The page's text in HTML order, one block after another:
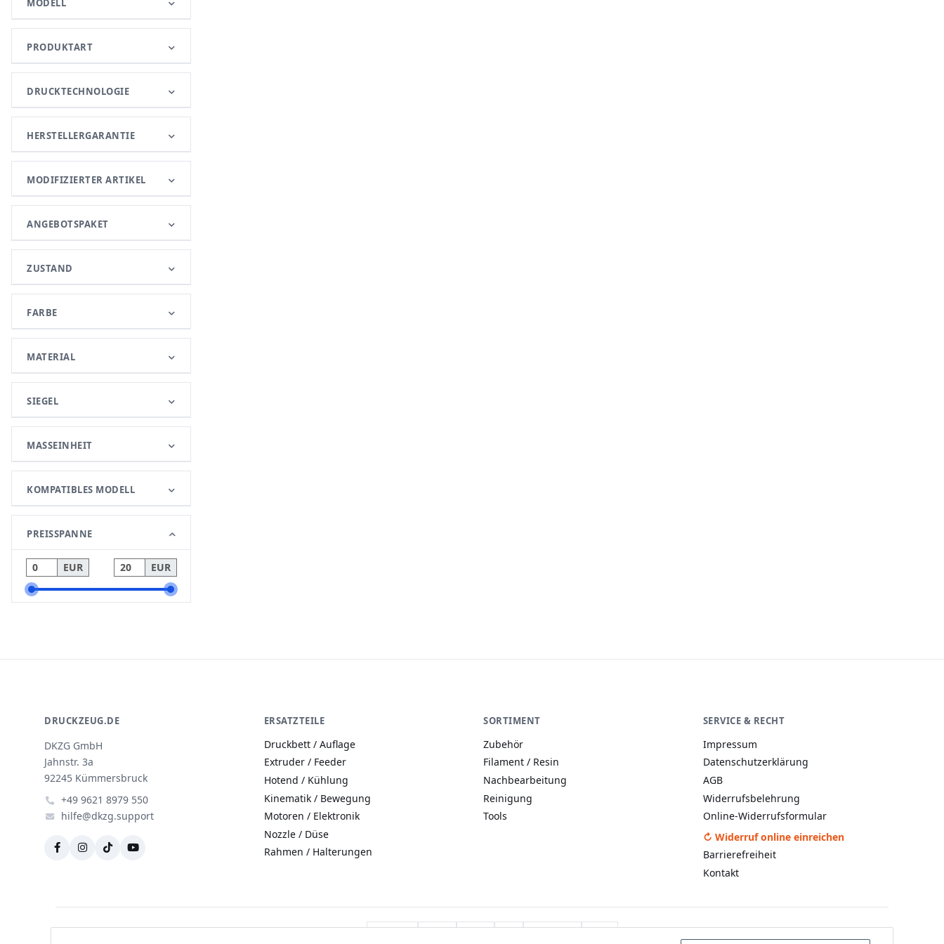
MODELL
PRODUKTART
DRUCKTECHNOLOGIE
HERSTELLERGARANTIE
MODIFIZIERTER ARTIKEL
ANGEBOTSPAKET
ZUSTAND
FARBE
MATERIAL
SIEGEL
MASSEINHEIT
KOMPATIBLES MODELL
PREISSPANNE
EUR EUR
DRUCKZEUG.DE
DKZG GmbH
Jahnstr. 3a
92245 Kümmersbruck
+49 9621 8979 550
hilfe@dkzg.support
ERSATZTEILE
Druckbett / Auflage
Extruder / Feeder
Hotend / Kühlung
Kinematik / Bewegung
Motoren / Elektronik
Nozzle / Düse
Rahmen / Halterungen
SORTIMENT
Zubehör
Filament / Resin
Nachbearbeitung
Reinigung
Tools
SERVICE & RECHT
Impressum
Datenschutzerklärung
AGB
Widerrufsbelehrung
Online-Widerrufsformular
↻ Widerruf online einreichen
Barrierefreiheit
Kontakt
Zahlarten: Apple Pay PayPal Klarna Visa Mastercard Mollie
A−